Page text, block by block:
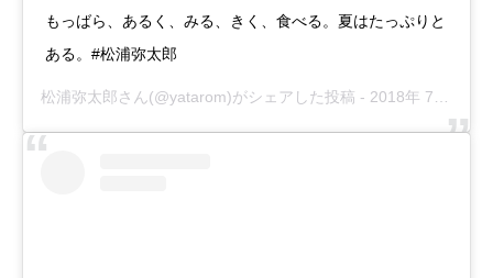
もっばら、あるく、みる、きく、食べる。夏はたっぷりと
ある。#松浦弥太郎
松浦弥太郎さん(@yatarom)がシェアした投稿 - 2018年 7月月31日午後7時54分PDT